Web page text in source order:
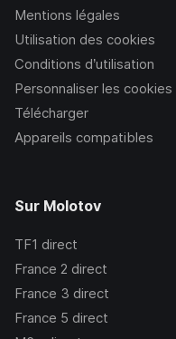
Mentions légales
Utilisation des cookies
Conditions d’utilisation
Personnaliser les cookies
Télécharger
Appareils compatibles
Sur Molotov
TF1 direct
France 2 direct
France 3 direct
France 5 direct